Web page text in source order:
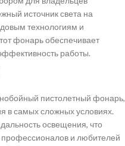
источник света на
технологиям и
фонарь обеспечивает
работы.
пистолетный фонарь,
в самых сложных условиях.
освещения, что
и любителей